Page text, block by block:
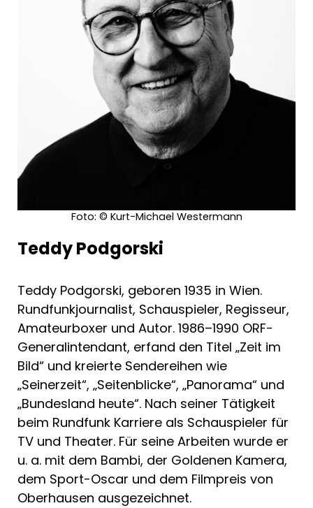
Foto: © Kurt-Michael Westermann
Teddy Podgorski
Teddy Podgorski, geboren 1935 in Wien.
Rundfunkjournalist, Schauspieler, Regisseur,
Amateurboxer und Autor. 1986–1990 ORF-
Generalintendant, erfand den Titel „Zeit im
Bild“ und kreierte Sendereihen wie
„Seinerzeit“, „Seitenblicke“, „Panorama“ und
„Bundesland heute“. Nach seiner Tätigkeit
beim Rundfunk Karriere als Schauspieler für
TV und Theater. Für seine Arbeiten wurde er
u. a. mit dem Bambi, der Goldenen Kamera,
dem Sport-Oscar und dem Filmpreis von
Oberhausen ausgezeichnet.